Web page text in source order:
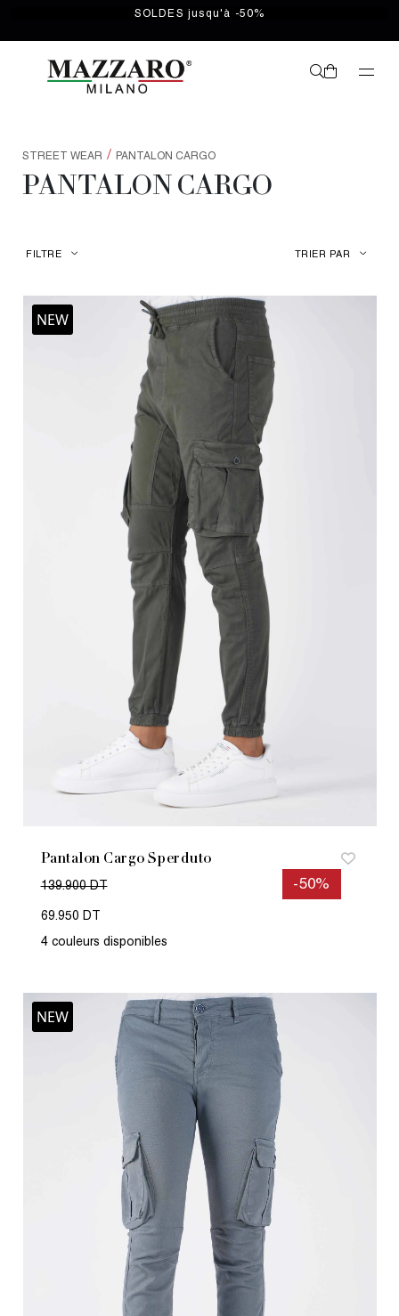
SOLDES jusqu'à -50%
STREET WEAR / PANTALON CARGO
PANTALON CARGO
FILTRE TRIER PAR
NEW
Pantalon Cargo Sperduto
-50%
139.900 DT
69.950 DT
4 couleurs disponibles
NEW